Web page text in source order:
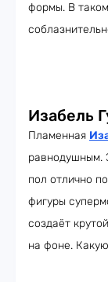
формы. В
Изабель
Пламенная
равнодушным.
пол отлично
фигуры
создаёт
на фоне.